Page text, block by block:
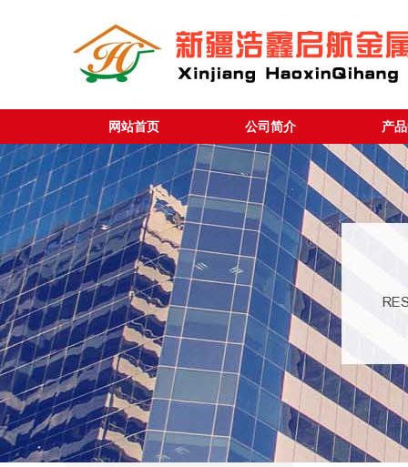
网站首页 公司简介 产